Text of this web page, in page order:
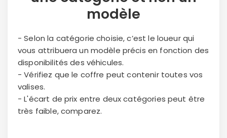
modèle
- Selon la catégorie choisie, c’est le loueur qui
vous attribuera un modèle précis en fonction des
disponibilités des véhicules.
- Vérifiez que le coffre peut contenir toutes vos
valises.
- L'écart de prix entre deux catégories peut être
très faible, comparez.